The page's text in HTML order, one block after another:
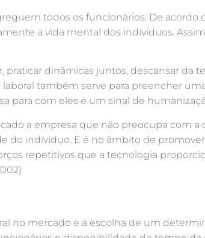
todos os funcionários. De acordo
a vida mental dos indivíduos.
praticar dinâmicas juntos, descansar da
também serve para preencher
para com eles e um sinal de
a empresa que não preocupa com a
do indivíduo. E é no âmbito de promover
repetitivos que a tecnologia
no mercado e a escolha de um